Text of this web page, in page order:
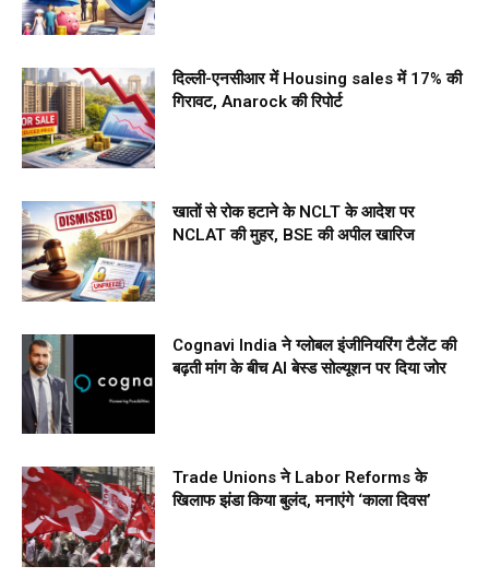
दिल्ली-एनसीआर में Housing sales में 17% की
गिरावट, Anarock की रिपोर्ट
खातों से रोक हटाने के NCLT के आदेश पर
NCLAT की मुहर, BSE की अपील खारिज
Cognavi India ने ग्लोबल इंजीनियरिंग टैलेंट की
बढ़ती मांग के बीच AI बेस्ड सोल्यूशन पर दिया जोर
Trade Unions ने Labor Reforms के
खिलाफ झंडा किया बुलंद, मनाएंगे ‘काला दिवस’